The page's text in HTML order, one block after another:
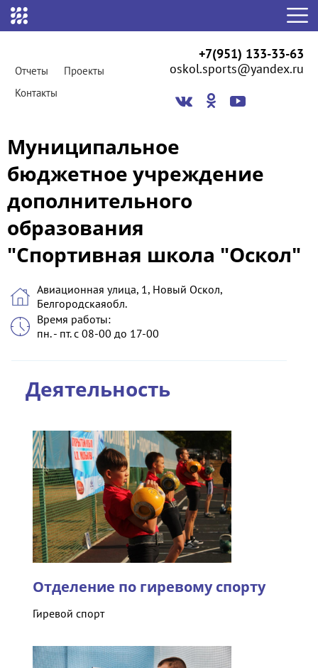
Отчеты
Проекты
Контакты
+7(951) 133-33-63
oskol.sports@yandex.ru
Муниципальное
бюджетное учреждение
дополнительного
образования
"Спортивная школа "Оскол"
Авиационная улица, 1, Новый Оскол,
Белгородскаяобл.
Время работы:
пн. - пт. с 08-00 до 17-00
Деятельность
Отделение по гиревому спорту
Гиревой спорт